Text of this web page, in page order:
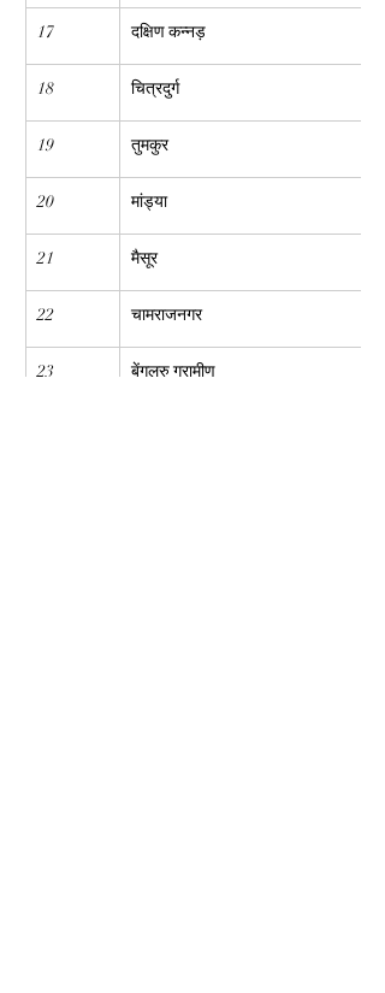
17 दक्षिण कन्नड़
18 चित्रदुर्ग
19 तुमकुर
20 मांड्या
21 मैसूर
22 चामराजनगर
23 बेंगलुरु ग्रामीण